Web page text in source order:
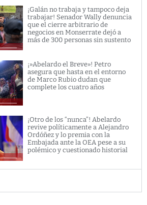
¡Galán no trabaja y tampoco deja
trabajar! Senador Wally denuncia
que el cierre arbitrario de
negocios en Monserrate dejó a
más de 300 personas sin sustento
¡»Abelardo el Breve»! Petro
asegura que hasta en el entorno
de Marco Rubio dudan que
complete los cuatro años
¡Otro de los “nunca”! Abelardo
revive políticamente a Alejandro
Ordóñez y lo premia con la
Embajada ante la OEA pese a su
polémico y cuestionado historial